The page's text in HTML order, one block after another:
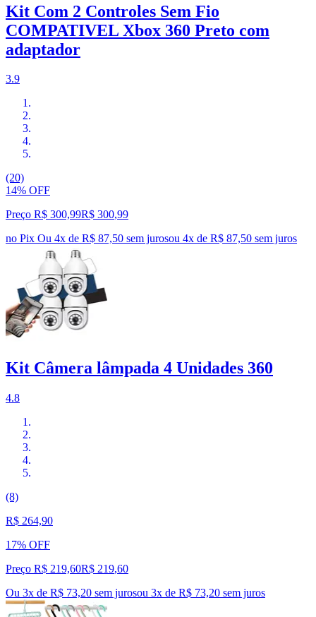
Kit Com 2 Controles Sem Fio
COMPATIVEL Xbox 360 Preto com
adaptador
3.9
(20)
14% OFF
Preço R$ 300,99R$ 300,99
no Pix Ou 4x de R$ 87,50 sem jurosou 4x de R$ 87,50 sem juros
Kit Câmera lâmpada 4 Unidades 360
4.8
(8)
R$ 264,90
17% OFF
Preço R$ 219,60R$ 219,60
Ou 3x de R$ 73,20 sem jurosou 3x de R$ 73,20 sem juros